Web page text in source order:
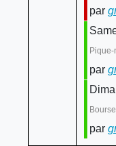
par
par
par